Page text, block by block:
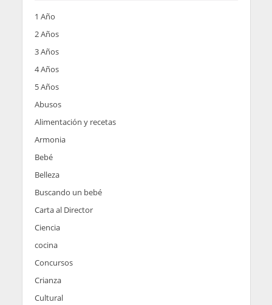
1 Año
2 Años
3 Años
4 Años
5 Años
Abusos
Alimentación y recetas
Armonia
Bebé
Belleza
Buscando un bebé
Carta al Director
Ciencia
cocina
Concursos
Crianza
Cultural